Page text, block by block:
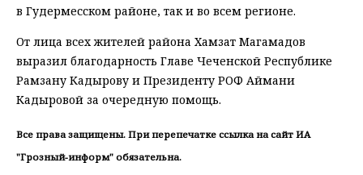
в Гудермесском районе, так и во всем регионе.
От лица всех жителей района Хамзат Магамадов
выразил благодарность Главе Чеченской Республике
Рамзану Кадырову и Президенту РОФ Аймани
Кадыровой за очередную помощь.
Все права защищены. При перепечатке ссылка на сайт ИА
"Грозный-информ" обязательна.